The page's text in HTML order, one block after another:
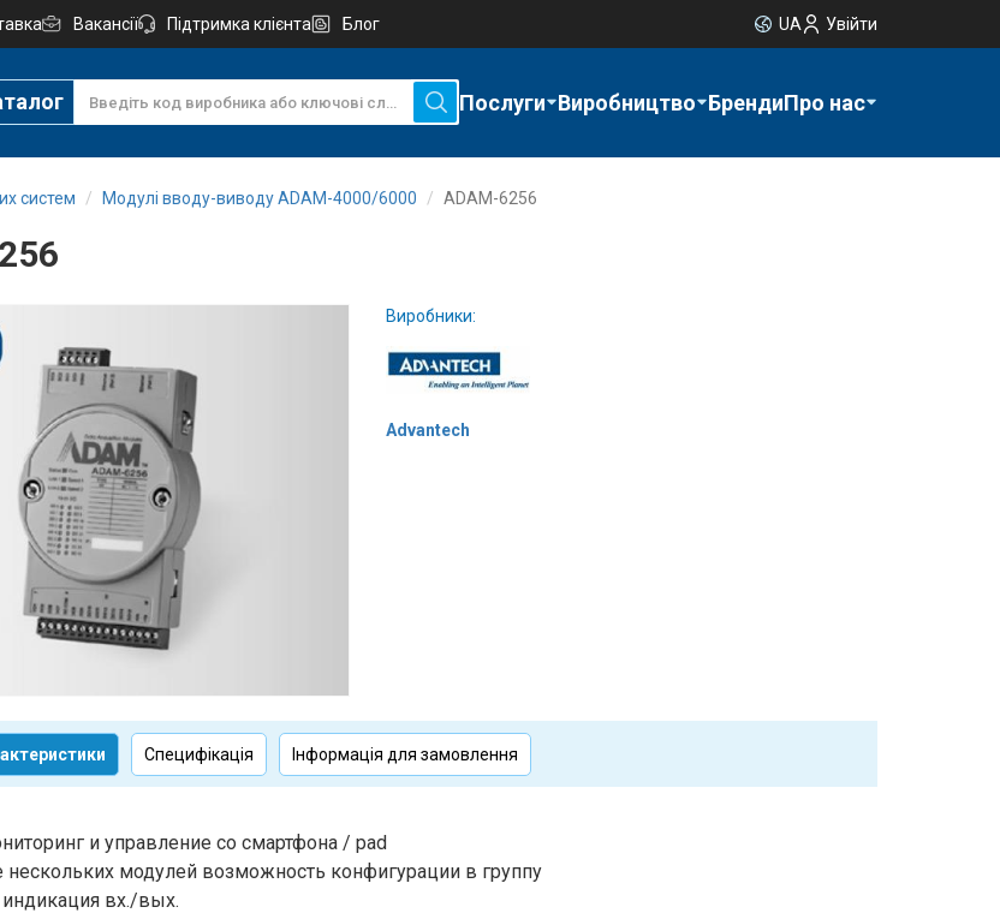
Вакансії Підтримка клієнта Блог UA Увійти
Послуги Виробництво БрендиПро нас
систем Модулі вводу-виводу ADAM-4000/6000 ADAM-6256
Виробники:
Advantech
Специфікація Інформація для замовлення
и управление со смартфона / pad
нескольких модулей возможность конфигурации в группу
вх./вых.